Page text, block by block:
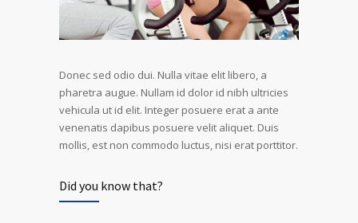
Donec sed odio dui. Nulla vitae elit libero, a
pharetra augue. Nullam id dolor id nibh ultricies
vehicula ut id elit. Integer posuere erat a ante
venenatis dapibus posuere velit aliquet. Duis
mollis, est non commodo luctus, nisi erat porttitor.
Did you know that?